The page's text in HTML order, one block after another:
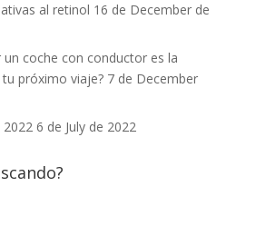
al retinol 16 de December de
coche con conductor es la
próximo viaje? 7 de December
2022 6 de July de 2022